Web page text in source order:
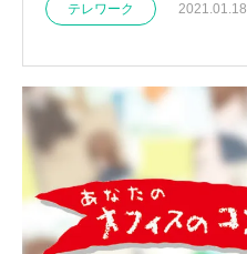
テレワーク 2021.01.18